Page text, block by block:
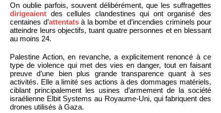
On oublie parfois, souvent délibérément, que les suffragettes
dirigeaient des cellules clandestines qui ont organisé des
centaines d’attentatsà la bombe et d’incendies criminels pour
atteindre leurs objectifs, tuant quatre personnes et en blessant
au moins 24.
Palestine Action, en revanche, a explicitement renoncé à ce
type de violence qui met des vies en danger, tout en faisant
preuve d’une bien plus grande transparence quant à ses
activités. Elle a limité ses actions à des dommages matériels,
ciblant principalement les usines d’armement de la société
israélienne Elbit Systems au Royaume-Uni, qui fabriquent des
drones utilisés à Gaza.